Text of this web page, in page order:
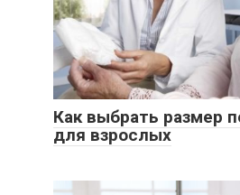
Как выбрать размер
для взрослых